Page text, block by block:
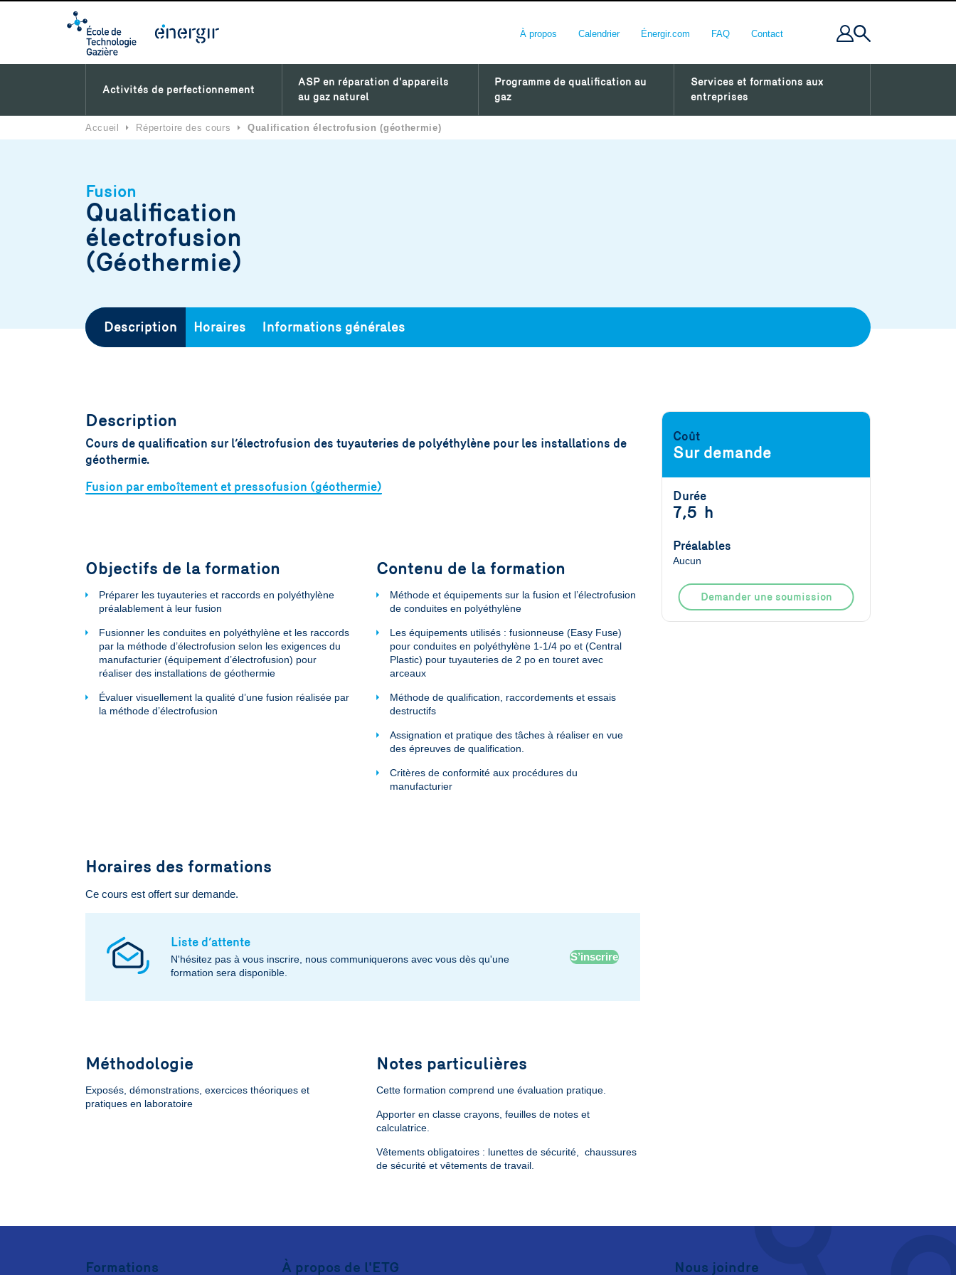
À propos Calendrier Énergir.com FAQ Contact
Activités de perfectionnement
ASP en réparation d'appareils
au gaz naturel
Programme de qualification au
gaz
Services et formations aux
entreprises
Accueil ⏵ Répertoire des cours ⏵ Qualification électrofusion (géothermie)
Fusion
Qualification
électrofusion
(Géothermie)
Description Horaires Informations générales
Description
Cours de qualification sur l’électrofusion des tuyauteries de polyéthylène pour les installations de
géothermie.
Fusion par emboîtement et pressofusion (géothermie)
Coût
Sur demande
Durée
7,5 h
Préalables
Aucun
Demander une soumission
Objectifs de la formation
Préparer les tuyauteries et raccords en polyéthylène
préalablement à leur fusion
Fusionner les conduites en polyéthylène et les raccords
par la méthode d’électrofusion selon les exigences du
manufacturier (équipement d’électrofusion) pour
réaliser des installations de géothermie
Évaluer visuellement la qualité d’une fusion réalisée par
la méthode d’électrofusion
Contenu de la formation
Méthode et équipements sur la fusion et l’électrofusion
de conduites en polyéthylène
Les équipements utilisés : fusionneuse (Easy Fuse)
pour conduites en polyéthylène 1-1/4 po et (Central
Plastic) pour tuyauteries de 2 po en touret avec
arceaux
Méthode de qualification, raccordements et essais
destructifs
Assignation et pratique des tâches à réaliser en vue
des épreuves de qualification.
Critères de conformité aux procédures du
manufacturier
Horaires des formations
Ce cours est offert sur demande.
Liste d’attente
N'hésitez pas à vous inscrire, nous communiquerons avec vous dès qu'une
formation sera disponible.
S’inscrire
Méthodologie
Exposés, démonstrations, exercices théoriques et
pratiques en laboratoire
Notes particulières
Cette formation comprend une évaluation pratique.
Apporter en classe crayons, feuilles de notes et
calculatrice.
Vêtements obligatoires : lunettes de sécurité, chaussures
de sécurité et vêtements de travail.
Formations À propos de l'ETG Nous joindre